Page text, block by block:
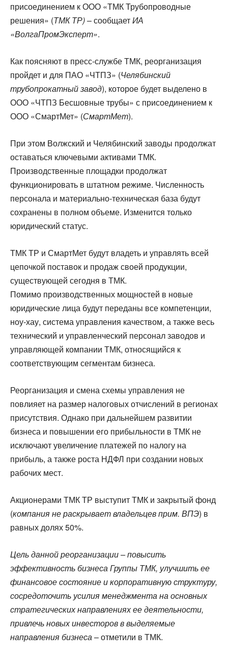
присоединением к ООО «ТМК Трубопроводные
решения» (ТМК ТР)– сообщаетИА
«ВолгаПромЭксперт».
Как поясняют в пресс-службе ТМК, реорганизация
пройдет и для ПАО «ЧТПЗ» (Челябинский
трубопрокатный завод), которое будет выделено в
ООО «ЧТПЗ Бесшовные трубы» с присоединением к
ООО «СмартМет» (СмартМет).
При этом Волжский и Челябинский заводы продолжат
оставаться ключевыми активами ТМК.
Производственные площадки продолжат
функционировать в штатном режиме. Численность
персонала и материально-техническая база будут
сохранены в полном объеме. Изменится только
юридический статус.
ТМК ТР и СмартМет будут владеть и управлять всей
цепочкой поставок и продаж своей продукции,
существующей сегодня в ТМК.
Помимо производственных мощностей в новые
юридические лица будут переданы все компетенции,
ноу-хау, система управления качеством, а также весь
технический и управленческий персонал заводов и
управляющей компании ТМК, относящийся к
соответствующим сегментам бизнеса.
Реорганизация и смена схемы управления не
повлияет на размер налоговых отчислений в регионах
присутствия. Однако при дальнейшем развитии
бизнеса и повышении его прибыльности в ТМК не
исключают увеличение платежей по налогу на
прибыль, а также роста НДФЛ при создании новых
рабочих мест.
Акционерами ТМК ТР выступит ТМК и закрытый фонд
(компания не раскрывает владельцев прим. ВПЭ) в
равных долях 50%.
Цель данной реорганизации – повысить
эффективность бизнеса Группы ТМК, улучшить ее
финансовое состояние и корпоративную структуру,
сосредоточить усилия менеджмента на основных
стратегических направлениях ее деятельности,
привлечь новых инвесторов в выделяемые
направления бизнеса– отметили в ТМК.